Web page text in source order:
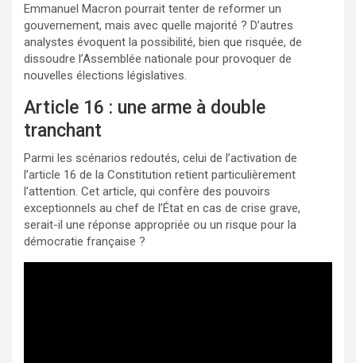
Emmanuel Macron pourrait tenter de reformer un
gouvernement, mais avec quelle majorité ? D’autres
analystes évoquent la possibilité, bien que risquée, de
dissoudre l’Assemblée nationale pour provoquer de
nouvelles élections législatives.
Article 16 : une arme à double
tranchant
Parmi les scénarios redoutés, celui de l’activation de
l’article 16 de la Constitution retient particulièrement
l’attention. Cet article, qui confère des pouvoirs
exceptionnels au chef de l’État en cas de crise grave,
serait-il une réponse appropriée ou un risque pour la
démocratie française ?